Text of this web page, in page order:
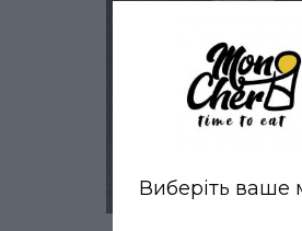
Виберіть ваше